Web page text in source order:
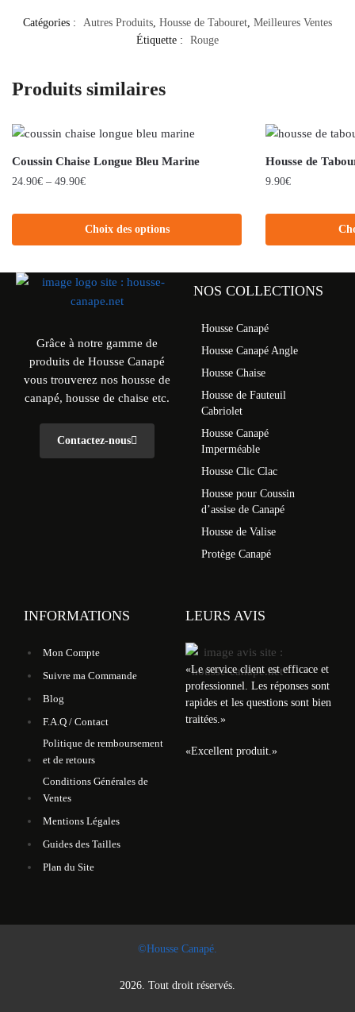
Catégories : Autres Produits Housse de Tabouret Meilleures Ventes
Étiquette :
Rouge
Produits similaires
Coussin Chaise Longue Bleu Marine
24.90€ – 49.90€
Choix des options
Housse de
9.90€
Grâce à notre gamme de
produits de Housse Canapé
vous trouverez nos housse de
canapé, housse de chaise etc.
Contactez-nous
NOS COLLECTIONS
Housse Canapé
Housse Canapé Angle
Housse Chaise
Housse de Fauteuil
Cabriolet
Housse Canapé
Imperméable
Housse Clic Clac
Housse pour Coussin
d’assise de Canapé
Housse de Valise
Protège Canapé
INFORMATIONS
Mon Compte
Suivre ma Commande
Blog
F.A.Q / Contact
Politique de remboursement
et de retours
Conditions Générales de
Ventes
Mentions Légales
Guides des Tailles
Plan du Site
LEURS AVIS
«Le service client est efficace et
professionnel. Les réponses sont
rapides et les questions sont bien
traitées. »
«Excellent produit.»
©Housse Canapé.
2026. Tout droit réservés.